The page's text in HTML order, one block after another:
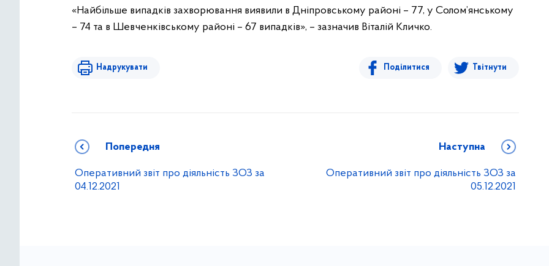
«Найбільше випадків захворювання виявили в Дніпровському районі – 77, у Солом’янському
– 74 та в Шевченківському районі – 67 випадків», – зазначив Віталій Кличко.
Надрукувати Поділитися Твітнути
Попередня
Оперативний звіт про діяльність ЗОЗ за
04.12.2021
Наступна
Оперативний звіт про діяльність ЗОЗ за
05.12.2021